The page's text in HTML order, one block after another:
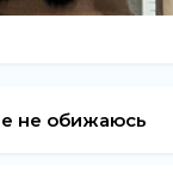
не обижаюсь